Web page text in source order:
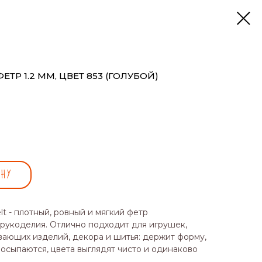
1.2 ММ, ЦВЕТ 853 (ГОЛУБОЙ)
- плотный, ровный и мягкий фетр
Отлично подходит для игрушек,
изделий, декора и шитья: держит форму,
цвета выглядят чисто и одинаково